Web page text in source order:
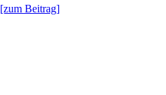
[zum Beitrag]